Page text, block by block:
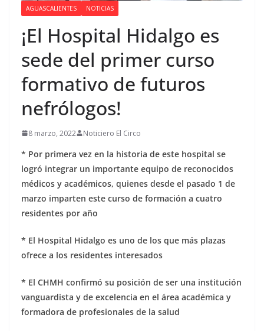
AGUASCALIENTES NOTICIAS
¡El Hospital Hidalgo es
sede del primer curso
formativo de futuros
nefrólogos!
8 marzo, 2022 Noticiero El Circo
* Por primera vez en la historia de este hospital se
logró integrar un importante equipo de reconocidos
médicos y académicos, quienes desde el pasado 1 de
marzo imparten este curso de formación a cuatro
residentes por año
* El Hospital Hidalgo es uno de los que más plazas
ofrece a los residentes interesados
* El CHMH confirmó su posición de ser una institución
vanguardista y de excelencia en el área académica y
formadora de profesionales de la salud